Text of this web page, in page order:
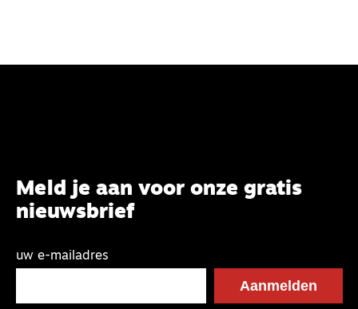
Meld je aan voor onze gratis
nieuwsbrief
uw e-mailadres